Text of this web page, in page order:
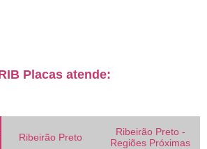
Placas atende:
Ribeirão Preto
Ribeirão Preto -
Regiões Próximas